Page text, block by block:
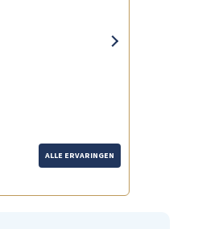
next
ALLE ERVARINGEN